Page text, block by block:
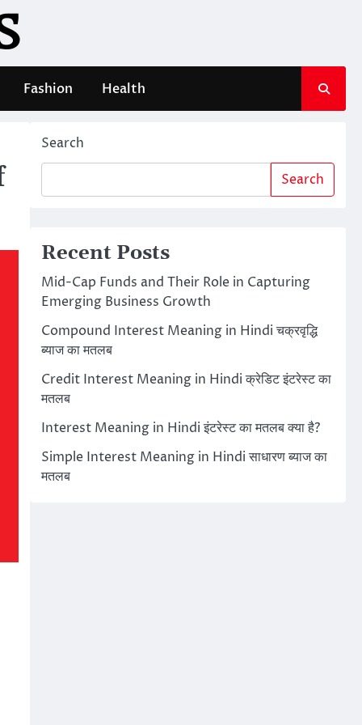
Fashion Health
Search
Search
Recent Posts
Mid-Cap Funds and Their Role in Capturing
Emerging Business Growth
Compound Interest Meaning in Hindi चक्रवृद्धि
ब्याज का मतलब
Credit Interest Meaning in Hindi क्रेडिट इंटरेस्ट का
मतलब
Interest Meaning in Hindi इंटरेस्ट का मतलब क्या है?
Simple Interest Meaning in Hindi साधारण ब्याज का
मतलब